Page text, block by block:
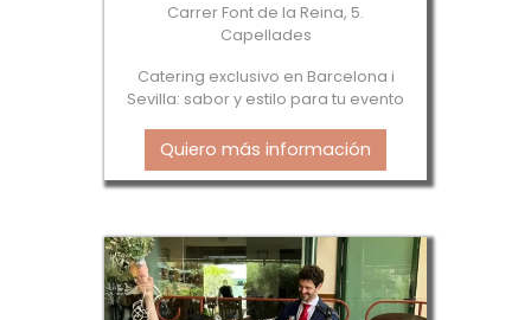
Carrer Font de la Reina, 5.
Capellades
Catering exclusivo en Barcelona i
Sevilla: sabor y estilo para tu evento
Quiero más información